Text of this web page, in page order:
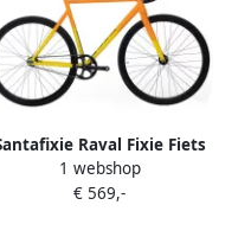
Raval Fixie Fiets
Yellow Sunset
1 webshop
€ 569,-